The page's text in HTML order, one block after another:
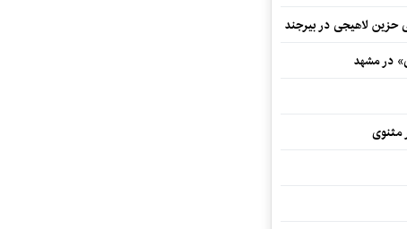
حزین لاهیجی در بیرجند
در مشهد
مثنوی